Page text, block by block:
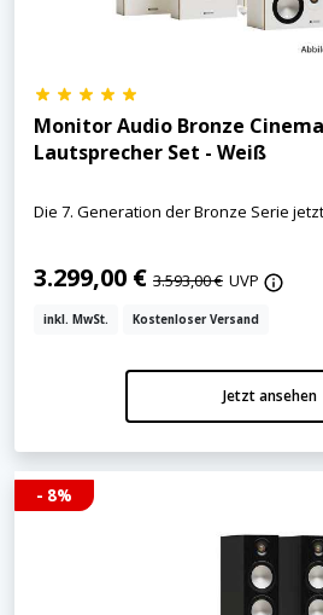
Monitor Audio Bronze Cinema
Lautsprecher Set - Weiß
Die 7. Generation der Bronze Serie
3.299,00 € 3.593,00 € UVP
inkl. MwSt. Kostenloser Versand
Jetzt ansehen
- 8%